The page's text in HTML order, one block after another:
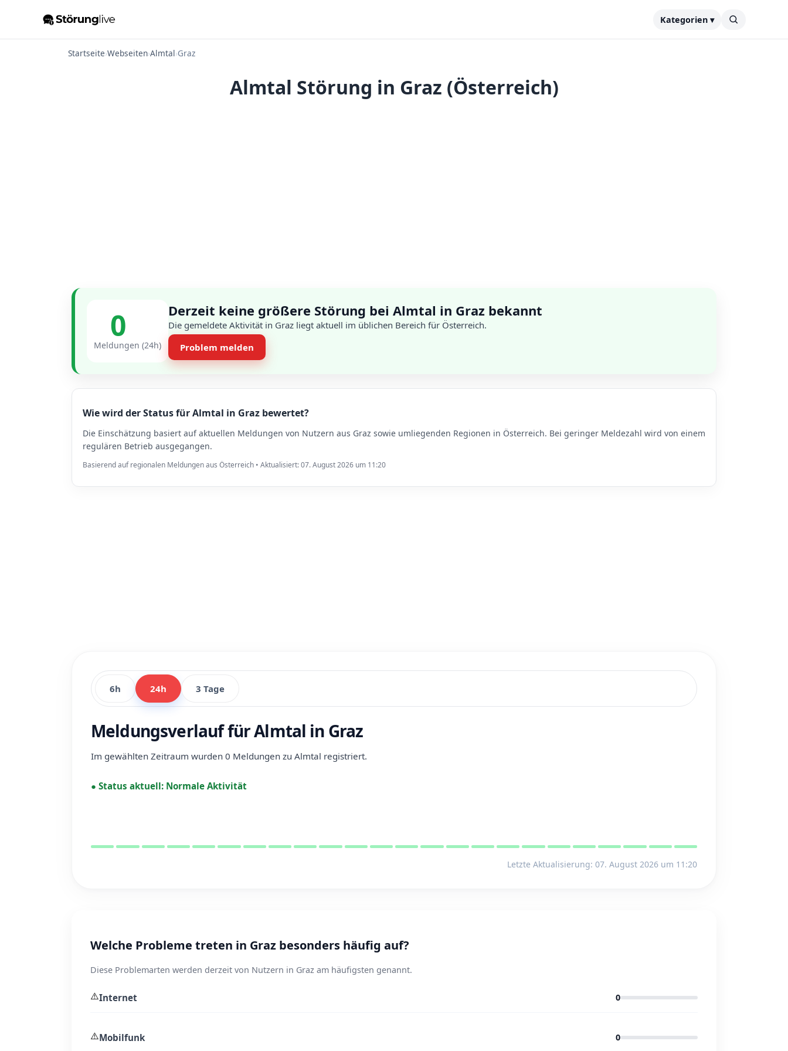
Kategorien ▾
Startseite›Webseiten›Almtal›Graz
Almtal Störung in Graz (Österreich)
0
Meldungen (24h)
Derzeit keine größere Störung bei Almtal in Graz bekannt
Die gemeldete Aktivität in Graz liegt aktuell im üblichen Bereich für Österreich.
Problem melden
Wie wird der Status für Almtal in Graz bewertet?
Die Einschätzung basiert auf aktuellen Meldungen von Nutzern aus Graz sowie umliegenden Regionen in Österreich. Bei geringer Meldezahl wird von einem
regulären Betrieb ausgegangen.
Basierend auf regionalen Meldungen aus Österreich • Aktualisiert: 07. August 2026 um 11:20
6h 24h 3 Tage
Meldungsverlauf für Almtal in Graz
Im gewählten Zeitraum wurden 0 Meldungen zu Almtal registriert.
● Status aktuell: Normale Aktivität
Letzte Aktualisierung: 07. August 2026 um 11:20
Welche Probleme treten in Graz besonders häufig auf?
Diese Problemarten werden derzeit von Nutzern in Graz am häufigsten genannt.
⚠️Internet 0
⚠️Mobilfunk 0